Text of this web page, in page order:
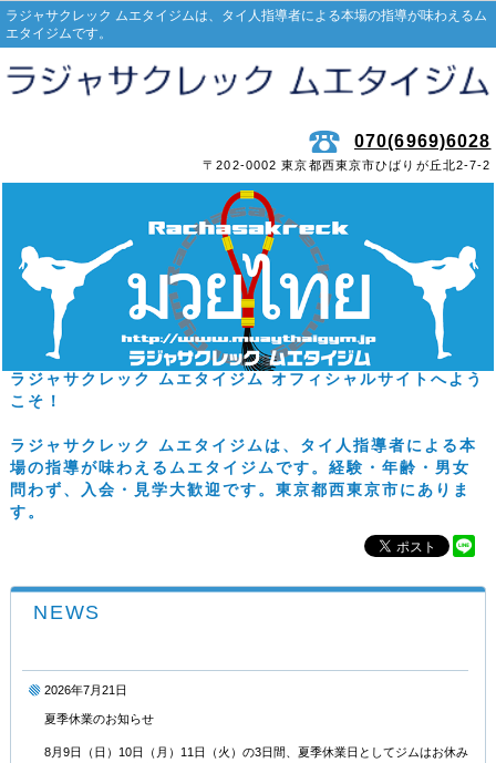
ラジャサクレック ムエタイジムは、タイ人指導者による本場の指導が味わえるム
エタイジムです。
070(6969)6028
〒202-0002 東京都西東京市ひばりが丘北2-7-2
ラジャサクレック ムエタイジム オフィシャルサイトへよう
こそ！
ラジャサクレック ムエタイジムは、タイ人指導者による本
場の指導が味わえるムエタイジムです。経験・年齢・男女
問わず、入会・見学大歓迎です。東京都西東京市にありま
す。
NEWS
2026年7月21日
夏季休業のお知らせ
8月9日（日）10日（月）11日（火）の3日間、夏季休業日としてジムはお休み